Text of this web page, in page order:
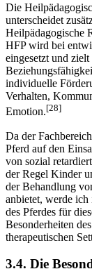
gemeinsam mit
Die
unterscheidet
Heilpädagogische
HFP wird bei
eingesetzt und
individuelle
Emotion.[28]
Da der
Pferd auf den
von sozial
der Regel Kinder
der Behandlung
anbietet, werde ich
des Pferdes für
therapeutischen